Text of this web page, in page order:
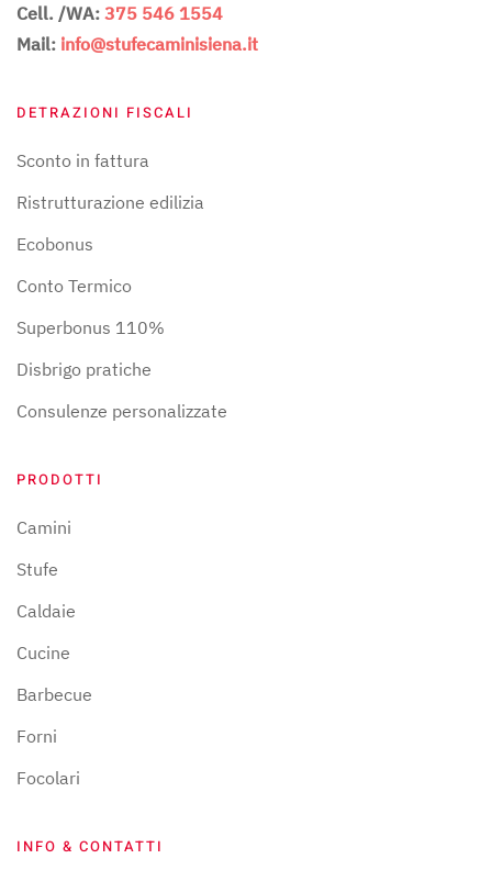
Cell. /WA: 375 546 1554
Mail: info@stufecaminisiena.it
DETRAZIONI FISCALI
Sconto in fattura
Ristrutturazione edilizia
Ecobonus
Conto Termico
Superbonus 110%
Disbrigo pratiche
Consulenze personalizzate
PRODOTTI
Camini
Stufe
Caldaie
Cucine
Barbecue
Forni
Focolari
INFO & CONTATTI